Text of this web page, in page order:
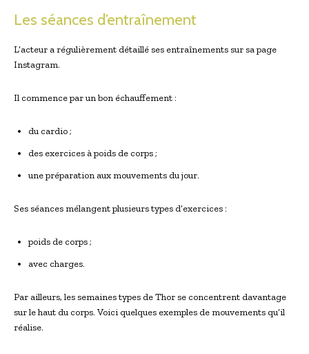
Les séances d’entraînement
L’acteur a régulièrement détaillé ses entraînements sur sa page
Instagram.
Il commence par un bon échauffement :
du cardio ;
des exercices à poids de corps ;
une préparation aux mouvements du jour.
Ses séances mélangent plusieurs types d’exercices :
poids de corps ;
avec charges.
Par ailleurs, les semaines types de Thor se concentrent davantage
sur le haut du corps. Voici quelques exemples de mouvements qu’il
réalise.